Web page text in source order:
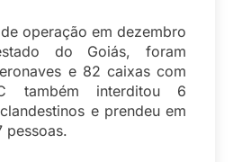
operação em dezembro
do Goiás, foram
e 82 caixas com
também interditou 6
e prendeu em
pessoas.